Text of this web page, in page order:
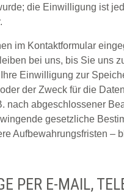
die Einwilligung ist
im Kontaktformular
bei uns, bis Sie uns
Einwilligung zur
der Zweck für die
nach abgeschlossener
gesetzliche
Aufbewahrungsfristen –
PER E-MAIL,